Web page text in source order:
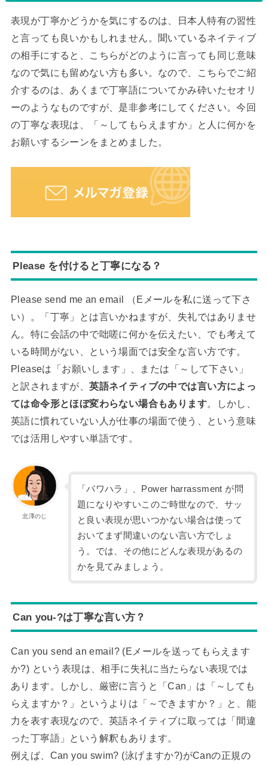
表現が丁寧かどうかを気にするのは、日本人特有の習性
と言っても良いかもしれません。聞いているネイティブ
の相手にすると、こちらがどのように言っても同じ意味
なので気にも留めない方も多い。なので、こちらでご紹
介するのは、あくまで丁寧語についてかみ砕いたセオリ
ーのようなものですが、是非参考にしてください。今回
の丁寧な表現は、「～してもらえますか」と人に何かを
お願いするシーンをまとめました。
Please を付けると丁寧になる？
Please send me an email （Eメールを私に送って下さ
い）。「丁寧」とは言いかねますが、失礼ではありませ
ん。特に会話の中で咄嗟に何かを伝えたい、でも考えて
いる時間がない、という場面では安全な言い方です。
Pleaseは「お願いします」、または「～して下さい」
と訳されますが、英語ネイティブの中では言い方によっ
ては命令形とほぼ変わらない場合もあります。しかし、
英語に慣れていない人が仕事の場面で使う、という意味
では活用しやすい単語です。
北澤のじ
「パワハラ」、Power harrassment が問
題になりやすいこのご時世なので、サッ
と良い表現が思いつかない場合は使って
おいてまず間違いのない言い方でしょ
う。では、その他にどんな表現があるの
かを見てみましょう。
Can you-?は丁寧な言い方？
Can you send an email? (Eメールを送ってもらえます
か?) という表現は、相手に失礼に当たらない表現では
あります。しかし、厳密に言うと「Can」は「～しても
らえますか？」というよりは「～できますか？」と、能
力を表す表現なので、英語ネイティブに取っては「間違
った丁寧語」という解釈もあります。
例えば、Can you swim? (泳げますか?)がCanの正規の